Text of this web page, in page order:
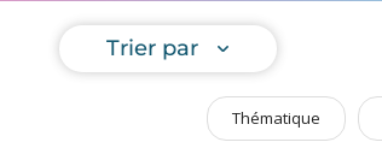
Bien être & Sécurité
Sports, loisirs & jouets
Accessoires Auto & Vélo
Trier par
Thématique